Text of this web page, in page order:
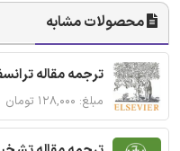
محصولات مشابه
ترجمه مقاله
مبلغ: ۱۲۸,۰۰۰ تومان